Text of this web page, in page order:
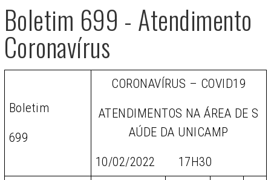
Boletim 699 - Atendimento
Coronavírus
Boletim
699
CORONAVÍRUS – COVID19
ATENDIMENTOS NA ÁREA DE S
AÚDE DA UNICAMP
10/02/2022 17H30